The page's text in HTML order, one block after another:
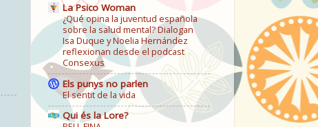
La Psico Woman
¿Qué opina la juventud española
sobre la salud mental? Dialogan
Isa Duque y Noelia Hernández
reflexionan desde el podcast
Consexus
Els punys no parlen
El sentit de la vida
Qui és la Lore?